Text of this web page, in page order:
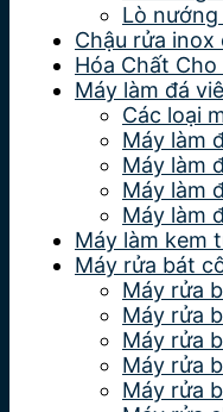
Lò nướng
Chậu rửa
Hóa Chất
Máy làm đá
Các loại
Máy làm
Máy làm
Máy làm
Máy làm
Máy làm kem
Máy rửa bát
Máy rửa
Máy rửa
Máy rửa
Máy rửa
Máy rửa